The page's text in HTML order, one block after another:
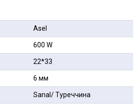
Asel
600 W
22*33
6 мм
Sanal/ Туреччина